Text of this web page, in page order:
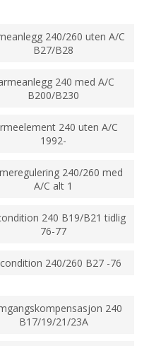
240/260 uten A/C
B27/B28
240 med A/C
B200/B230
240 uten A/C
1992-
240/260 med
A/C alt 1
240 B19/B21 tidlig
76-77
240/260 B27 -76
240
B17/19/21/23A